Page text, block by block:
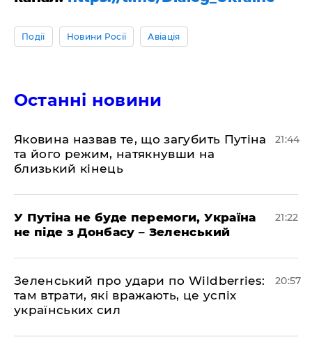
Події Новини Росії Авіація
Останні новини
Яковина назвав те, що загубить Путіна
та його режим, натякнувши на
близький кінець
21:44
У Путіна не буде перемоги, Україна
не піде з Донбасу – Зеленський
21:22
Зеленський про удари по Wildberries:
там втрати, які вражають, це успіх
українських сил
20:57